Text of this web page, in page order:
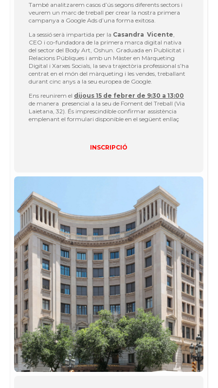
També analitzarem casos d’ús segons diferents sectors i
veurem un marc de treball per crear la nostra primera
campanya a Google Ads d’una forma exitosa.
La sessió serà impartida per la Casandra Vicente
CEO i co-fundadora de la primera marca digital nativa
del sector del Body Art, Oshun. Graduada en Publicitat i
Relacions Públiques i amb un Màster en Màrqueting
Digital i Xarxes Socials, la seva trajectòria professional s’ha
centrat en el món del màrqueting i les vendes, treballant
durant cinc anys a la seu europea de Google.
Ens reunirem el dijous 15 de febrer de 9:30 a 13:00
de manera presencial a la seu de Foment del Treball (Via
Laietana, 32). És imprescindible confirmar assistència
emplenant el formulari disponible en el següent enllaç
INSCRIPCIÓ